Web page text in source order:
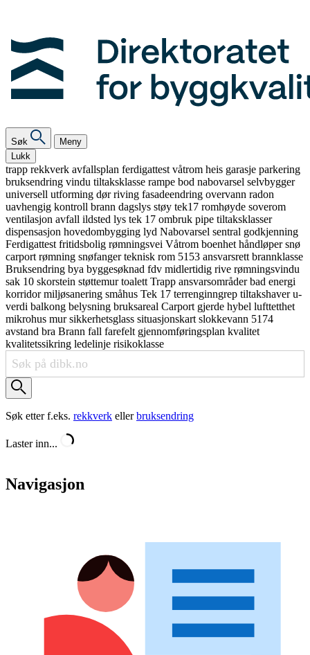
Søk
Meny
Lukk
trapp rekkverk avfallsplan ferdigattest våtrom heis garasje parkering
bruksendring vindu tiltaksklasse rampe bod nabovarsel selvbygger
universell utforming dørriving fasadeendring overvann radon
uavhengig kontroll brann dagslys støy tek17 romhøyde soverom
ventilasjon avfall ildsted lys tek 17 ombruk pipe tiltaksklasser
dispensasjon hovedombygging lyd Nabovarsel sentral godkjenning
Ferdigattest fritidsbolig rømningsvei Våtrom boenhet håndløpersnø
carport rømning snøfangerteknisk rom 5153 ansvarsrett brannklasse
Bruksendring bya byggesøknad fdv midlertidig rive rømningsvindu
sak 10 skorstein støttemurtoalett Trapp ansvarsområderbad energi
korridormiljøsanering småhus Tek 17 terrenginngrep tiltakshaveru-
verdi balkong belysning bruksareal Carport gjerde hybel lufttetthet
mikrohus mursikkerhetsglass situasjonskart slokkevann 5174
avstand bra Brann fall farefelt gjennomføringsplan kvalitet
kvalitetssikring ledelinje risikoklasse
Søk etter f.eks. rekkverk ellerbruksendring
Laster inn...
Navigasjon